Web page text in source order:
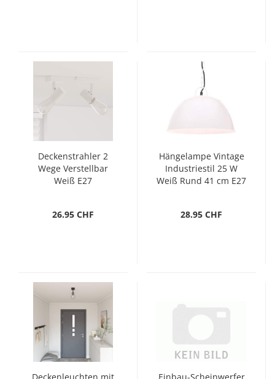
Deckenstrahler 2
Wege Verstellbar
Weiß E27
26.95 CHF
Hängelampe Vintage
Industriestil 25 W
Weiß Rund 41 cm E27
28.95 CHF